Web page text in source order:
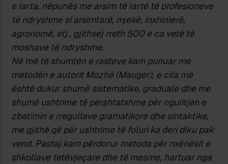
e larta, nëpunës me arsim të lartë të profesioneve
të ndryshme si arsimtarë, mjekë, inxhinierë,
agronomë, etj., gjithsej rreth 500 e ca vetë të
moshave të ndryshme.
Në më të shumtën e rasteve kam punuar me
metodën e autorit Mozhé (Mauger), e cila më
është dukur shumë sistematike, graduale dhe me
shumë ushtrime të përshtatshme për ngulitjen e
zbatimin e rregullave gramatikore dhe sintaktike,
me gjithë që për ushtrime të foluri ka deri diku pak
vend. Pastaj kam përdorur metoda për nxënësit e
shkollave tetëvjeçare dhe të mesme, hartuar nga